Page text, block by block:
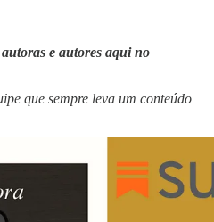
e autores aqui no
que sempre leva um conteúdo